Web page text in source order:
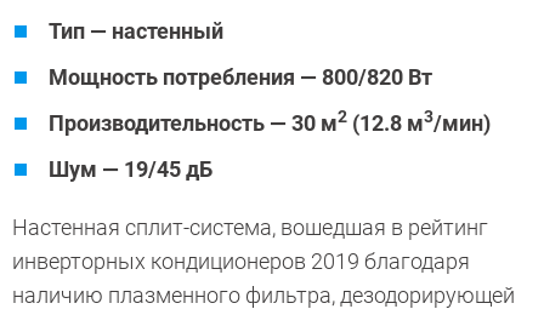
Тип — настенный
Мощность потребления — 800/820 Вт
Производительность — 30 м2 (12.8 м3/мин)
Шум — 19/45 дБ
Настенная сплит-система, вошедшая в рейтинг
инверторных кондиционеров 2019 благодаря
наличию плазменного фильтра, дезодорирующей